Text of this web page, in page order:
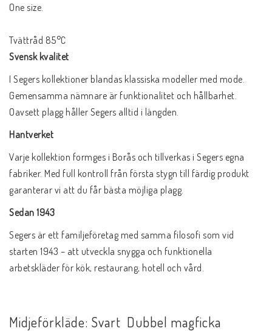
One size.
Tvättråd 85°C
Svensk kvalitet
I Segers kollektioner blandas klassiska modeller med mode.
Gemensamma nämnare är funktionalitet och hållbarhet.
Oavsett plagg håller Segers alltid i längden.
Hantverket
Varje kollektion formges i Borås och tillverkas i Segers egna
fabriker. Med full kontroll från första stygn till färdig produkt
garanterar vi att du får bästa möjliga plagg.
Sedan 1943
Segers är ett familjeföretag med samma filosofi som vid
starten 1943 – att utveckla snygga och funktionella
arbetskläder för kök, restaurang, hotell och vård.
Midjeförkläde: Svart Dubbel magficka